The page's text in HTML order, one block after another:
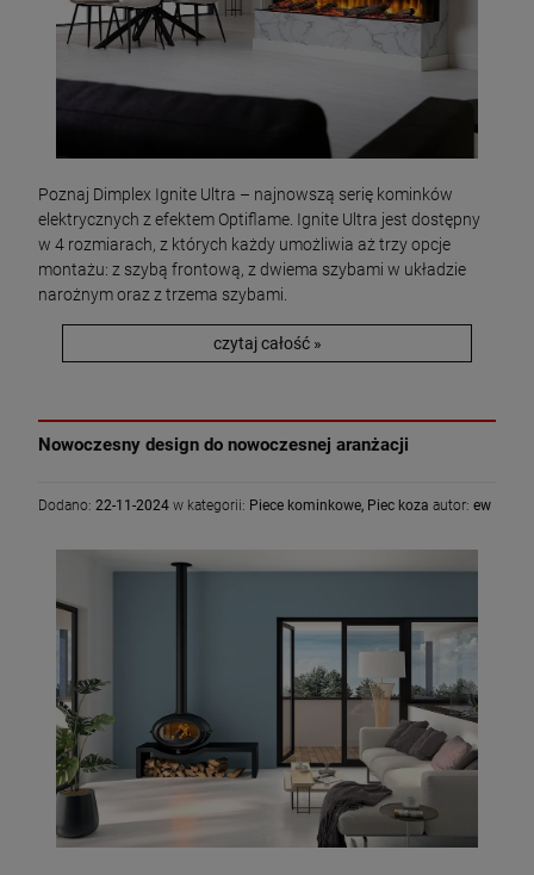
Poznaj Dimplex Ignite Ultra – najnowszą serię kominków
elektrycznych z efektem Optiflame. Ignite Ultra jest dostępny
w 4 rozmiarach, z których każdy umożliwia aż trzy opcje
montażu: z szybą frontową, z dwiema szybami w układzie
narożnym oraz z trzema szybami.
czytaj całość »
Nowoczesny design do nowoczesnej aranżacji
Dodano: 22-11-2024 w kategorii: Piece kominkowe, Piec koza autor: ew